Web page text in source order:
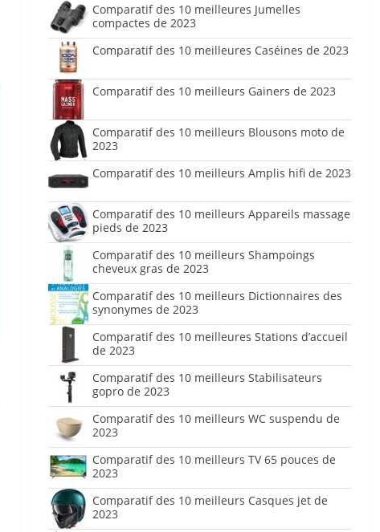
Comparatif des 10 meilleures Jumelles
compactes de 2023
Comparatif des 10 meilleures Caséines de 2023
Comparatif des 10 meilleurs Gainers de 2023
Comparatif des 10 meilleurs Blousons moto de
2023
Comparatif des 10 meilleurs Amplis hifi de 2023
Comparatif des 10 meilleurs Appareils massage
pieds de 2023
Comparatif des 10 meilleurs Shampoings
cheveux gras de 2023
Comparatif des 10 meilleurs Dictionnaires des
synonymes de 2023
Comparatif des 10 meilleures Stations d’accueil
de 2023
Comparatif des 10 meilleurs Stabilisateurs
gopro de 2023
Comparatif des 10 meilleurs WC suspendu de
2023
Comparatif des 10 meilleurs TV 65 pouces de
2023
Comparatif des 10 meilleurs Casques jet de
2023